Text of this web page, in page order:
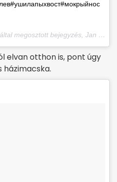
megosztott bejegyzés, Jan 1., 2018, időpont: 4:33 (PST időzóna szerint)
elvan otthon is, pont úgy